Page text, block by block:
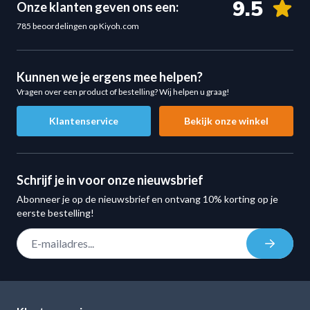
Minder spanning op polsen en ellebogen
Geschikt voor normale tot grote sporters
Natuurlijke Handgreephoek
De unieke hoek van de handgrepen biedt meerdere
voordelen tijdens krachttraining:
Verhoogde grijpkracht voor zwaardere belastingen
Minder gripvermoeidheid
Ontlasting van de polsen
Minder elleboog flare bij lat-oefeningen
Betere controle tijdens rows en pulldowns
Volledige Pronatie voor Extra Trainingsopties
Onze klanten geven ons een:
785 beoordelingen op Kiyoh.com
9.5
Kunnen we je ergens mee helpen?
Vragen over een product of bestelling? Wij helpen u graag!
Klantenservice Bekijk onze winkel
Schrijf je in voor onze nieuwsbrief
Abonneer je op de nieuwsbrief en ontvang 10% korting op je
eerste bestelling!